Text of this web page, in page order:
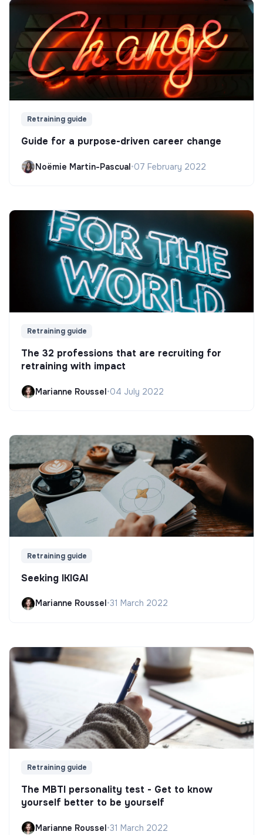
Retraining guide
Guide for a purpose-driven career change
Noëmie Martin-Pascual•07 February 2022
Retraining guide
The 32 professions that are recruiting for
retraining with impact
Marianne Roussel•04 July 2022
Retraining guide
Seeking IKIGAI
Marianne Roussel•31 March 2022
Retraining guide
The MBTI personality test - Get to know
yourself better to be yourself
Marianne Roussel•31 March 2022